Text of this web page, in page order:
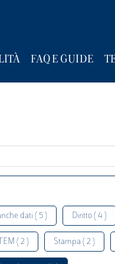
FAQ E GUIDE
dati ( 5 ) Diritto ( 4 )
( 2 ) Stampa ( 2 )